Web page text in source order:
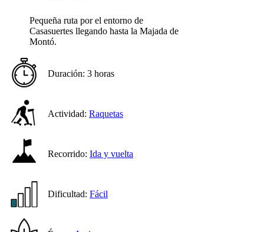
Pequeña ruta por el entorno de
Casasuertes llegando hasta la Majada de
Montó.
Duración: 3 horas
Actividad: Raquetas
Recorrido: Ida y vuelta
Dificultad: Fácil